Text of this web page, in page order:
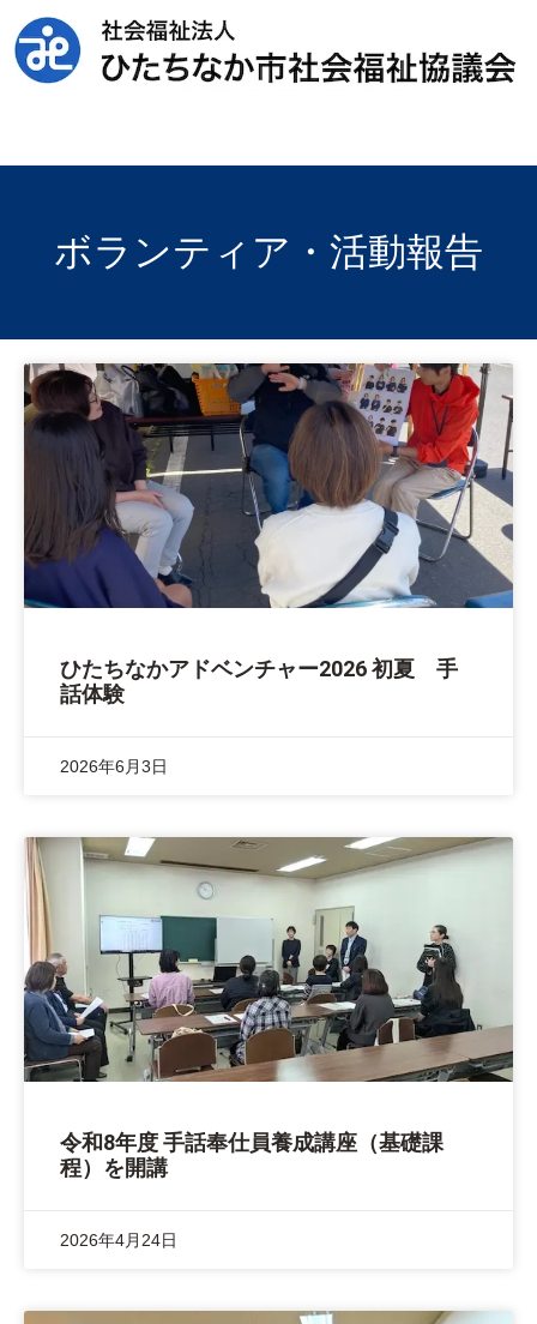
ボランティア・活動報告
ひたちなかアドベンチャー2026 初夏 手
話体験
2026年6月3日
令和8年度 手話奉仕員養成講座（基礎課
程）を開講
2026年4月24日